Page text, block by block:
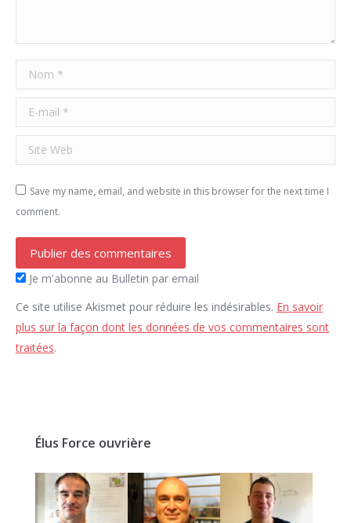
Nom *
E-mail *
Site Web
Save my name, email, and website in this browser for the next time I
comment.
Publier des commentaires
Je m'abonne au Bulletin par email
Ce site utilise Akismet pour réduire les indésirables. En savoir
plus sur la façon dont les données de vos commentaires sont
traitées.
Élus Force ouvrière